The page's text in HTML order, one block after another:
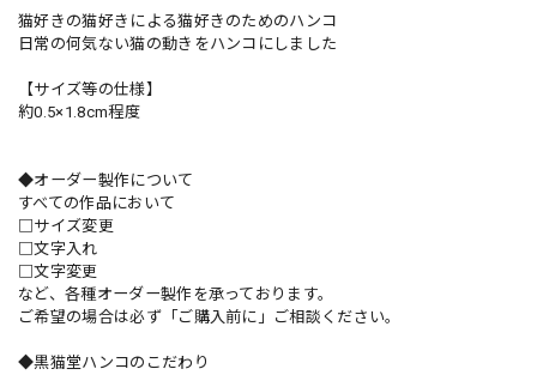
猫好きの猫好きによる猫好きのためのハンコ
日常の何気ない猫の動きをハンコにしました
【サイズ等の仕様】
約0.5×1.8cm程度
◆オーダー製作について
すべての作品において
□サイズ変更
□文字入れ
□文字変更
など、各種オーダー製作を承っております。
ご希望の場合は必ず「ご購入前に」ご相談ください。
◆黒猫堂ハンコのこだわり